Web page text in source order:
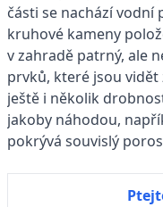
části se nachází vodní
kruhové kameny
v zahradě patrný, ale
prvků, které jsou
ještě i několik
jakoby náhodou,
pokrývá souvislý